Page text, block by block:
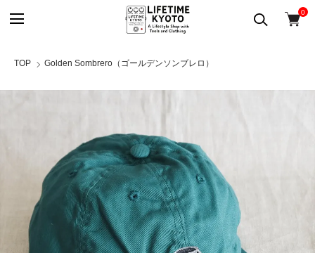
0
TOP Golden Sombrero（ゴールデンソンブレロ）